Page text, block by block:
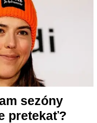
sezóny
pretekať?